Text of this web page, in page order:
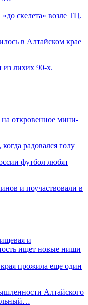
«до скелета» возле ТЦ.
в Алтайском крае
из лихих 90-х.
откровенное мини-
радовался голу
футбол любят
и поучаствовали в
и
ищет новые ниши
прожила еще один
Алтайского